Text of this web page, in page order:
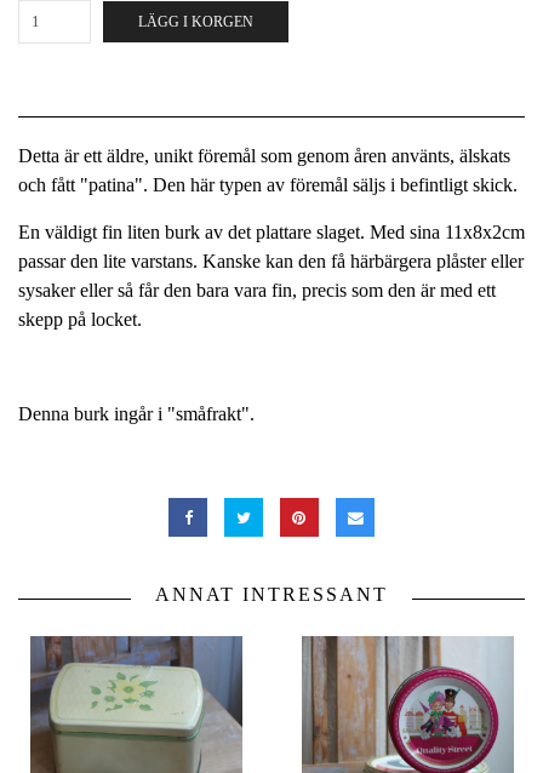
LÄGG I KORGEN
Detta är ett äldre, unikt föremål som genom åren använts, älskats
och fått "patina". Den här typen av föremål säljs i befintligt skick.
En väldigt fin liten burk av det plattare slaget. Med sina 11x8x2cm
passar den lite varstans. Kanske kan den få härbärgera plåster eller
sysaker eller så får den bara vara fin, precis som den är med ett
skepp på locket.
Denna burk ingår i "småfrakt".
ANNAT INTRESSANT